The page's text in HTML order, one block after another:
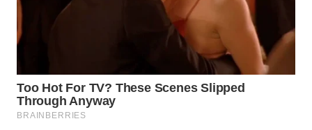
SAMOSIR
WN